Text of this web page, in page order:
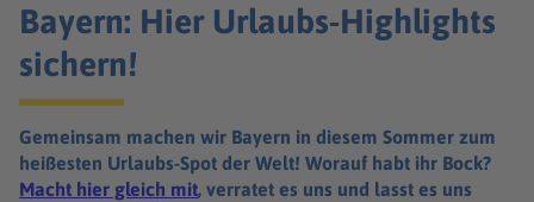
Bayern: Hier Urlaubs-Highlights
sichern!
Gemeinsam machen wir Bayern in diesem Sommer zum
heißesten Urlaubs-Spot der Welt! Worauf habt ihr Bock?
Macht hier gleich mit, verratet es uns und lasst es uns